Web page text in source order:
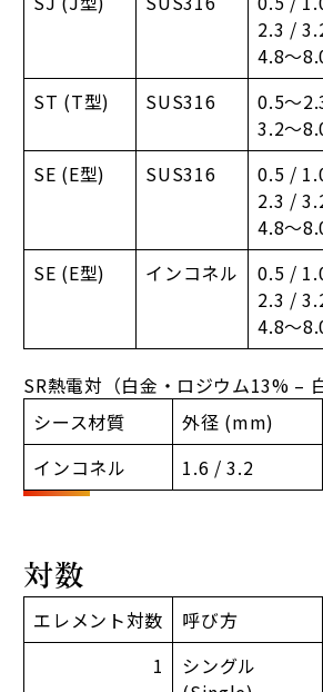
2.3 /
4.8～
ST (T型)
SUS316
0.5～
3.2～
SE (E型) SUS316
0.5 /
2.3 /
4.8～
SE (E型)
インコネル
0.5 /
2.3 /
4.8～
SR熱電対（白金・ロジウム13% – 白
シース材質
外径 (mm)
インコネル
1.6 / 3.2
対数
エレメント対数 呼び方
1
シングル